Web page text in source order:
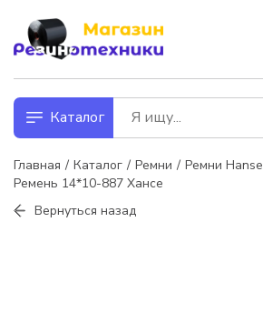
Каталог
Главная Каталог Ремни
Ремни Hanse
Ремень 14*10-887 Хансе
Вернуться назад